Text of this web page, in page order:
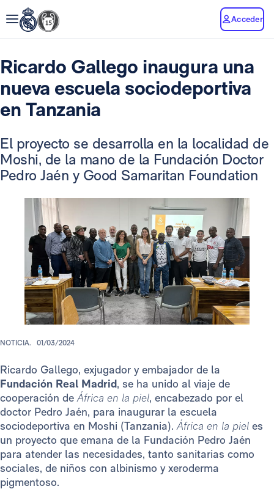
Acceder
Ricardo Gallego inaugura una
nueva escuela sociodeportiva
en Tanzania
El proyecto se desarrolla en la localidad de
Moshi, de la mano de la Fundación Doctor
Pedro Jaén y Good Samaritan Foundation
NOTICIA. 01/03/2024
Ricardo Gallego, exjugador y embajador de la
Fundación Real Madrid, se ha unido al viaje de
cooperación de África en la piel, encabezado por el
doctor Pedro Jaén, para inaugurar la escuela
sociodeportiva en Moshi (Tanzania). África en la piel es
un proyecto que emana de la Fundación Pedro Jaén
para atender las necesidades, tanto sanitarias como
sociales, de niños con albinismo y xeroderma
pigmentoso.